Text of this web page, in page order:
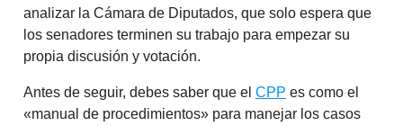
analizar la Cámara de Diputados, que solo espera que
los senadores terminen su trabajo para empezar su
propia discusión y votación.
Antes de seguir, debes saber que el CPP es como el
«manual de procedimientos» para manejar los casos